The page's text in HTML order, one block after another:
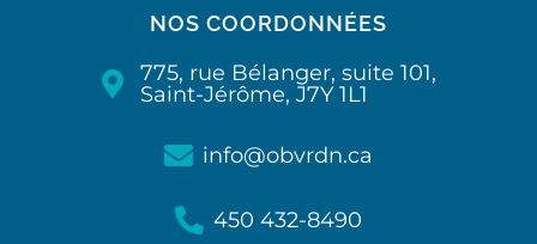
NOS COORDONNÉES
775, rue Bélanger, suite 101,
Saint-Jérôme, J7Y 1L1
info@obvrdn.ca
450 432-8490